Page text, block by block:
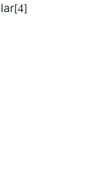
[4]